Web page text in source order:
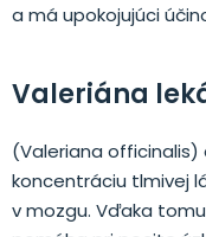
a má upokojujúci
Valeriána
(Valeriana officinalis)
koncentráciu tlmivej
v mozgu. Vďaka